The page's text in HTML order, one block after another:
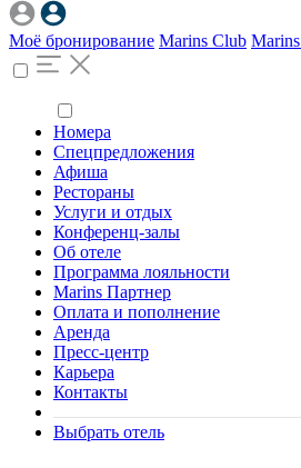
Моё бронирование Marins Club
Номера
Спецпредложения
Афиша
Рестораны
Услуги и отдых
Конференц-залы
Об отеле
Программа лояльности
Marins Партнер
Оплата и пополнение
Аренда
Пресс-центр
Карьера
Контакты
Выбрать отель